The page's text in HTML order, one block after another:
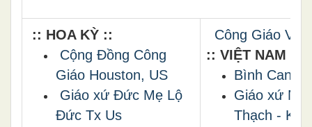
:: HOA KỲ ::
Cộng Đồng Công
Giáo Houston, US
Giáo xứ Đức Mẹ Lộ
Đức Tx Us
Công Giáo VN
:: VIỆT NAM ::
Bình Cang
Giáo xứ
Thạch -